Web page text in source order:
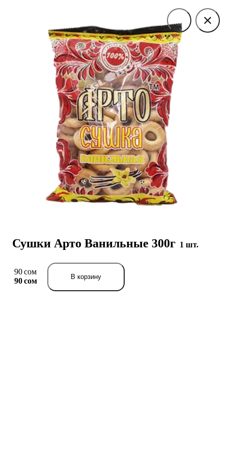
Сушки Арто Ванильные 300г 1 шт.
90 сом
90 сом
В корзину